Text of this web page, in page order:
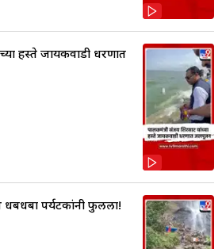
हस्ते जायकवाडी धरणात
धबधबा पर्यटकांनी फुलला!